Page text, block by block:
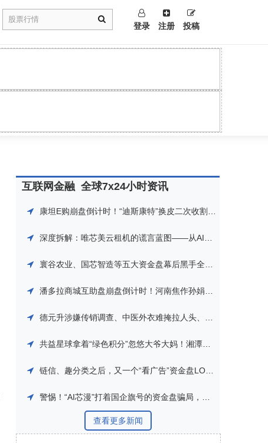
登录 注册 投稿
互联网金融 全球7x24小时资讯
康坦E购崩盘倒计时！“迪斯康特”换皮二次收割，假自贸区包装的庞氏骗局，下个月肯定是要崩盘跑路了！
深度拆解：唯芯美云租机的谎言蓝图——从AI概念、假保险到五级传销的法律红线
寰谷农业、国芯智造等五大资金盘幕后黑手全曝光！同一伙骗子换皮轮番收割，从优利商务割到AI芯漫，崩盘跑路就在眼前！
潘多拉商城互助盘崩盘倒计时！河南焦作孙娟娟团伙曝光，从万邦汇一路割到潘多拉，参与者血本无归！
德元升涉嫌传销调查、中医外衣难掩拉人头、高返利旧疾
共益星球拿着“绿色积分”忽悠大爷大妈！湘潭查处窝点让它假面具碎了一地，432%年化就是把你智商削成负数的收割咒语！
链信、趣分类之后，又一个“看广告”资金盘LOOK正在狂奔
警惕！“AI芯漫”打着国企旗号的资金盘骗局，即将在5月上线，请大家务必远离！
查看更多新闻